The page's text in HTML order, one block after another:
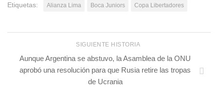
Etiquetas: Alianza Lima Boca Juniors Copa Libertadores
SIGUIENTE HISTORIA
Aunque Argentina se abstuvo, la Asamblea de la ONU
aprobó una resolución para que Rusia retire las tropas
de Ucrania